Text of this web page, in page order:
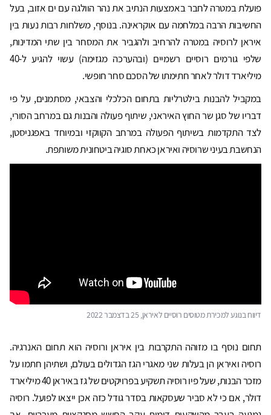
פועלת במטרה לחבר באמצעות הנתיב את נהר הוולגה עם ים אזוב, בעל
החשיבות הרבה במלחמה עם אוקראינה. בנוסף, משלחות רבות נעות בין
איראן לרוסיה במטרה להרחיב ולהגביר את המסחר בין שתי המדינות,
שלפי גורמים רוסיים רשמיים (ובהערכה מגזימה) עשוי להגיע ל-40
מיליארד דולר לאחר חתימתו של הסכם סחר חופשי.
במקביל להבנות בילטרליות בתחום הכלכלי והצבאי, מסתמנים, על פי
דבריו של סגן שר החוץ האיראני, שיתוף פעולה והבנות גם במרחב הסורי,
לצד התקדמות בשיתוף הפעולה במרחב הקווקזי ובמיוחד באפגניסטן,
הנחשבת בעיני שרוסיה ואיראן כאחת סוגיה ביטחונית משותפת.
דיווח בנוגע למכירת מטוסים רוסיים לאיראן, 25 בדצמבר 2022
תחום נוסף בו מזוהה התקרבות בין איראן ורוסיה הוא תחום האנרגיה.
רוסיה ואיראן הן בעלות שני מאגרי הגז הגדולים בעולם, ושתיהן חתמו על
מזכר הבנות, שעל פיו רוסיה תשקיע בפרויקטים של גז באיראן 40 מיליארד
דולר, אם כי לא סביר שעסקאות בסדר גודל כזה אכן ייצאו לפועל. רוסיה